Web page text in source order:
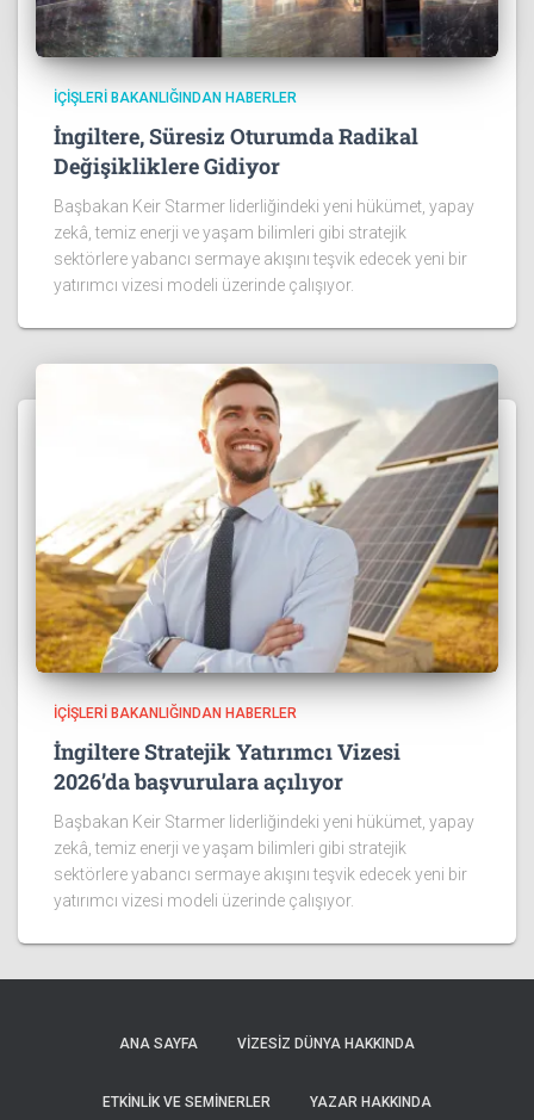
İÇIŞLERI BAKANLIĞINDAN HABERLER
İngiltere, Süresiz Oturumda Radikal
Değişikliklere Gidiyor
Başbakan Keir Starmer liderliğindeki yeni hükümet, yapay
zekâ, temiz enerji ve yaşam bilimleri gibi stratejik
sektörlere yabancı sermaye akışını teşvik edecek yeni bir
yatırımcı vizesi modeli üzerinde çalışıyor.
İÇIŞLERI BAKANLIĞINDAN HABERLER
İngiltere Stratejik Yatırımcı Vizesi
2026’da başvurulara açılıyor
Başbakan Keir Starmer liderliğindeki yeni hükümet, yapay
zekâ, temiz enerji ve yaşam bilimleri gibi stratejik
sektörlere yabancı sermaye akışını teşvik edecek yeni bir
yatırımcı vizesi modeli üzerinde çalışıyor.
ANA SAYFA VIZESIZ DÜNYA HAKKINDA
ETKINLIK VE SEMINERLER YAZAR HAKKINDA